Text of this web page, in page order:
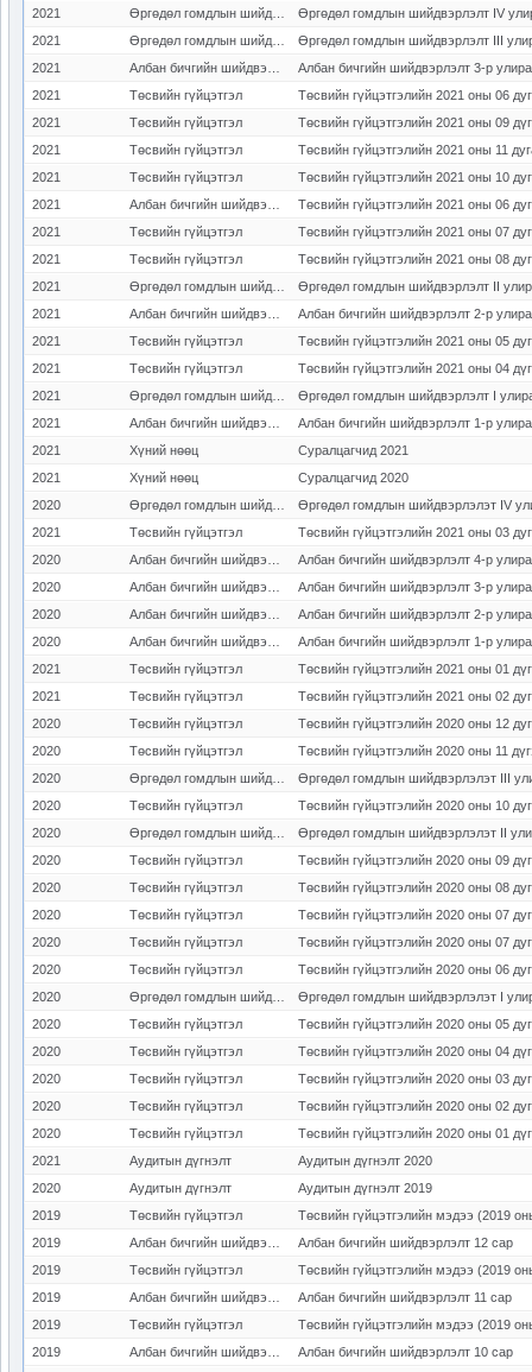
2021
Өргөдөл гомдлын шийдвэрлэлт IV
2021
Өргөдөл гомдлын шийдвэрлэлт III
2021
Албан бичгийн шийдвэрлэлт 3-р
2021
Төсвийн гүйцэтгэл
Төсвийн гүйцэтгэлийн 2021 оны 06
2021
Төсвийн гүйцэтгэл
Төсвийн гүйцэтгэлийн 2021 оны 09
2021
Төсвийн гүйцэтгэл
Төсвийн гүйцэтгэлийн 2021 оны 11
2021
Төсвийн гүйцэтгэл
Төсвийн гүйцэтгэлийн 2021 оны 10
2021
Төсвийн гүйцэтгэлийн 2021 оны 06
2021
Төсвийн гүйцэтгэл
Төсвийн гүйцэтгэлийн 2021 оны 07
2021
Төсвийн гүйцэтгэл
Төсвийн гүйцэтгэлийн 2021 оны 08
2021
Өргөдөл гомдлын шийдвэрлэлт II
2021
Албан бичгийн шийдвэрлэлт 2-р
2021
Төсвийн гүйцэтгэл
Төсвийн гүйцэтгэлийн 2021 оны 05
2021
Төсвийн гүйцэтгэл
Төсвийн гүйцэтгэлийн 2021 оны 04
2021
Өргөдөл гомдлын шийдвэрлэлт I
2021
Албан бичгийн шийдвэрлэлт 1-р
2021
Хүний нөөц
Суралцагчид 2021
2021
Хүний нөөц
Суралцагчид 2020
2020
Өргөдөл гомдлын шийдвэрлэлэт IV
2021
Төсвийн гүйцэтгэл
Төсвийн гүйцэтгэлийн 2021 оны 03
2020
Албан бичгийн шийдвэрлэлт 4-р
2020
Албан бичгийн шийдвэрлэлт 3-р
2020
Албан бичгийн шийдвэрлэлт 2-р
2020
Албан бичгийн шийдвэрлэлт 1-р
2021
Төсвийн гүйцэтгэл
Төсвийн гүйцэтгэлийн 2021 оны 01
2021
Төсвийн гүйцэтгэл
Төсвийн гүйцэтгэлийн 2021 оны 02
2020
Төсвийн гүйцэтгэл
Төсвийн гүйцэтгэлийн 2020 оны 12
2020
Төсвийн гүйцэтгэл
Төсвийн гүйцэтгэлийн 2020 оны 11
2020
Өргөдөл гомдлын шийдвэрлэлэт III
2020
Төсвийн гүйцэтгэл
Төсвийн гүйцэтгэлийн 2020 оны 10
2020
Өргөдөл гомдлын шийдвэрлэлэт II
2020
Төсвийн гүйцэтгэл
Төсвийн гүйцэтгэлийн 2020 оны 09
2020
Төсвийн гүйцэтгэл
Төсвийн гүйцэтгэлийн 2020 оны 08
2020
Төсвийн гүйцэтгэл
Төсвийн гүйцэтгэлийн 2020 оны 07
2020
Төсвийн гүйцэтгэл
Төсвийн гүйцэтгэлийн 2020 оны 07
2020
Төсвийн гүйцэтгэл
Төсвийн гүйцэтгэлийн 2020 оны 06
2020
Өргөдөл гомдлын шийдвэрлэлэт I
2020
Төсвийн гүйцэтгэл
Төсвийн гүйцэтгэлийн 2020 оны 05
2020
Төсвийн гүйцэтгэл
Төсвийн гүйцэтгэлийн 2020 оны 04
2020
Төсвийн гүйцэтгэл
Төсвийн гүйцэтгэлийн 2020 оны 03
2020
Төсвийн гүйцэтгэл
Төсвийн гүйцэтгэлийн 2020 оны 02
2020
Төсвийн гүйцэтгэл
Төсвийн гүйцэтгэлийн 2020 оны 01
2021
Аудитын дүгнэлт
Аудитын дүгнэлт 2020
2020
Аудитын дүгнэлт
Аудитын дүгнэлт 2019
2019
Төсвийн гүйцэтгэл
Төсвийн гүйцэтгэлийн мэдээ (2019
2019
Албан бичгийн шийдвэрлэлт 12 сар
2019
Төсвийн гүйцэтгэл
Төсвийн гүйцэтгэлийн мэдээ (2019
2019
Албан бичгийн шийдвэрлэлт 11 сар
2019
Төсвийн гүйцэтгэл
Төсвийн гүйцэтгэлийн мэдээ (2019
2019
Албан бичгийн шийдвэрлэлт 10 сар